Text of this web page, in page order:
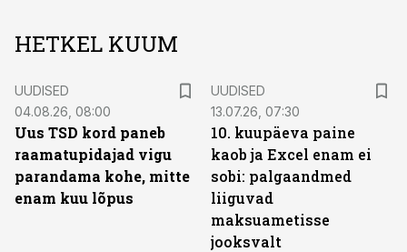
HETKEL KUUM
UUDISED
04.08.26, 08:00
Uus TSD kord paneb
raamatupidajad vigu
parandama kohe, mitte
enam kuu lõpus
UUDISED
13.07.26, 07:30
10. kuupäeva paine
kaob ja Excel enam ei
sobi: palgaandmed
liiguvad
maksuametisse
jooksvalt